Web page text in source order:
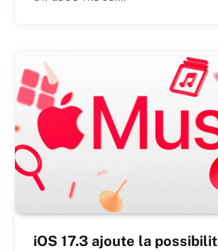
iOS 17.3 ajoute la